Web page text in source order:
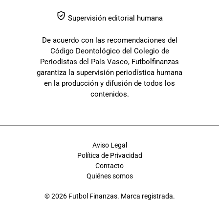
Supervisión editorial humana
De acuerdo con las recomendaciones del
Código Deontológico del Colegio de
Periodistas del País Vasco, Futbolfinanzas
garantiza la supervisión periodística humana
en la producción y difusión de todos los
contenidos.
Aviso Legal
Política de Privacidad
Contacto
Quiénes somos
© 2026 Futbol Finanzas. Marca registrada.